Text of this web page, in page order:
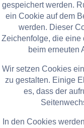
gespeichert werden.
ein Cookie auf dem
werden. Dieser
Zeichenfolge, die eine
beim erneuten
Wir setzen Cookies
zu gestalten. Einige
es, dass der
In den Cookies